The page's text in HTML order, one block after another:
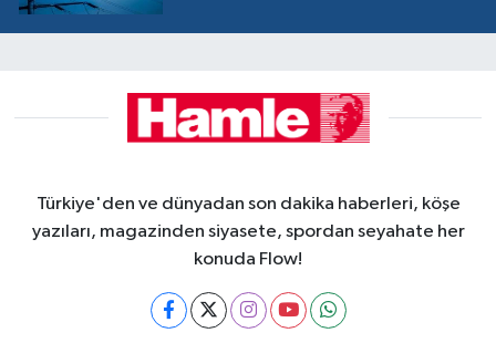
Türkiye'den ve dünyadan son dakika haberleri, köşe
yazıları, magazinden siyasete, spordan seyahate her
konuda Flow!